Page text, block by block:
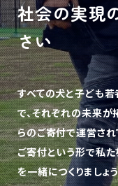
社会の実現
さい
すべての犬と子ども
で、それぞれの未来が
らのご寄付で運営され
ご寄付という形で私
を一緒につくりましょう